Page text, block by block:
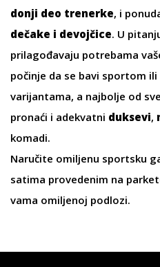
donji deo trenerke, i
dečake i devojčice. U
prilagođavaju potrebama
počinje da se bavi sportom
varijantama, a najbolje od
pronaći i adekvatni duksevi,
komadi.
Naručite omiljenu sportsku
satima provedenim na
vama omiljenoj podlozi.